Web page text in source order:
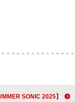
【SUMMER SONIC 2025】ホット・ミルクが2度目の来日で進化したエモ・パワー・ポップを響かせる＜ライブレポート＞